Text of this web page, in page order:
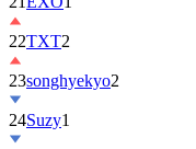
22TXT2
23songhyekyo2
24Suzy1